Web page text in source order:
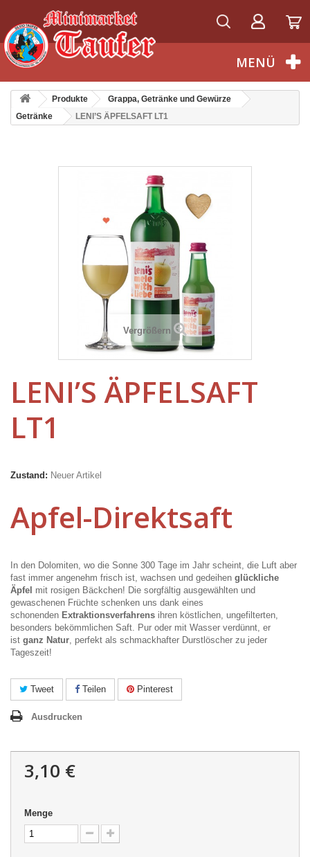
Deutsch
MENÜ
Produkte
Grappa, Getränke und Gewürze
Getränke
LENI’S ÄPFELSAFT LT1
Vergrößern
LENI’S ÄPFELSAFT
LT1
Zustand: Neuer Artikel
Apfel-Direktsaft
In den Dolomiten, wo die Sonne 300 Tage im Jahr scheint, die Luft aber
fast immer angenehm frisch ist, wachsen und gedeihen glückliche
Äpfel mit rosigen Bäckchen! Die sorgfältig ausgewählten und
gewaschenen Früchte schenken uns dank eines
schonenden Extraktionsverfahrens ihren köstlichen, ungefilterten,
besonders bekömmlichen Saft. Pur oder mit Wasser verdünnt, er
ist ganz Natur, perfekt als schmackhafter Durstlöscher zu jeder
Tageszeit!
Tweet Teilen Pinterest
Ausdrucken
3,10 €
Menge